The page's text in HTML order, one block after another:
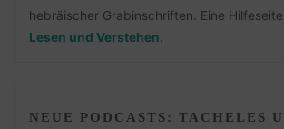
hebräischer Grabinschriften. Eine
Lesen und Verstehen
NEUE PODCASTS: TACHELES